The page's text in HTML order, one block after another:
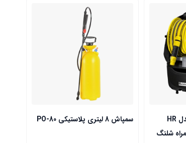
شلنگ جمع کن کرشر مدل HR
سمپاش 8 لیتری پلاستیکی PO-80